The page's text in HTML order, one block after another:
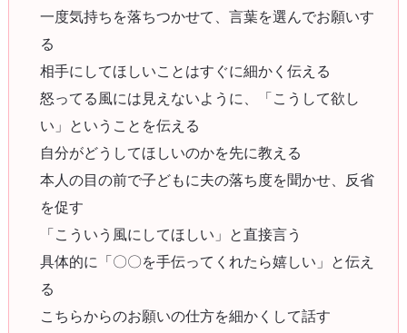
一度気持ちを落ちつかせて、言葉を選んでお願いす
る
相手にしてほしいことはすぐに細かく伝える
怒ってる風には見えないように、「こうして欲し
い」ということを伝える
自分がどうしてほしいのかを先に教える
本人の目の前で子どもに夫の落ち度を聞かせ、反省
を促す
「こういう風にしてほしい」と直接言う
具体的に「〇〇を手伝ってくれたら嬉しい」と伝え
る
こちらからのお願いの仕方を細かくして話す